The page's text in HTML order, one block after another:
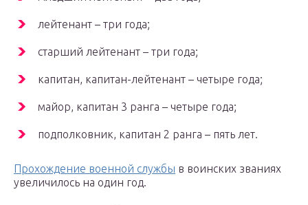
лейтенант – три года;
старший лейтенант – три года;
капитан, капитан-лейтенант – четыре года;
майор, капитан 3 ранга – четыре года;
подполковник, капитан 2 ранга – пять лет.
Прохождение военной службы в воинских званиях
увеличилось на один год.